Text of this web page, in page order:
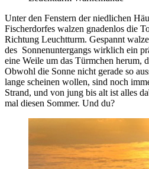
Unter den Fenstern der niedlichen
Fischerdorfes walzen gnadenlos die
Richtung Leuchtturm. Gespannt
des Sonnenuntergangs wirklich ein
eine Weile um das Türmchen herum,
Obwohl die Sonne nicht gerade so
lange scheinen wollen, sind noch
Strand, und von jung bis alt ist alles
mal diesen Sommer. Und du?